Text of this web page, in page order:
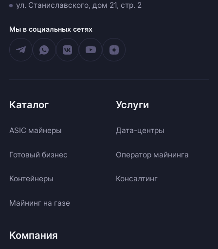
ул. Станиславского, дом 21, стр. 2
Мы в социальных сетях
Каталог
ASIC майнеры
Готовый бизнес
Контейнеры
Майнинг на газе
Услуги
Дата-центры
Оператор майнинга
Консалтинг
Компания